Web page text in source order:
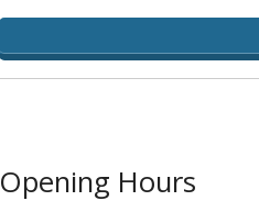
Opening Hours